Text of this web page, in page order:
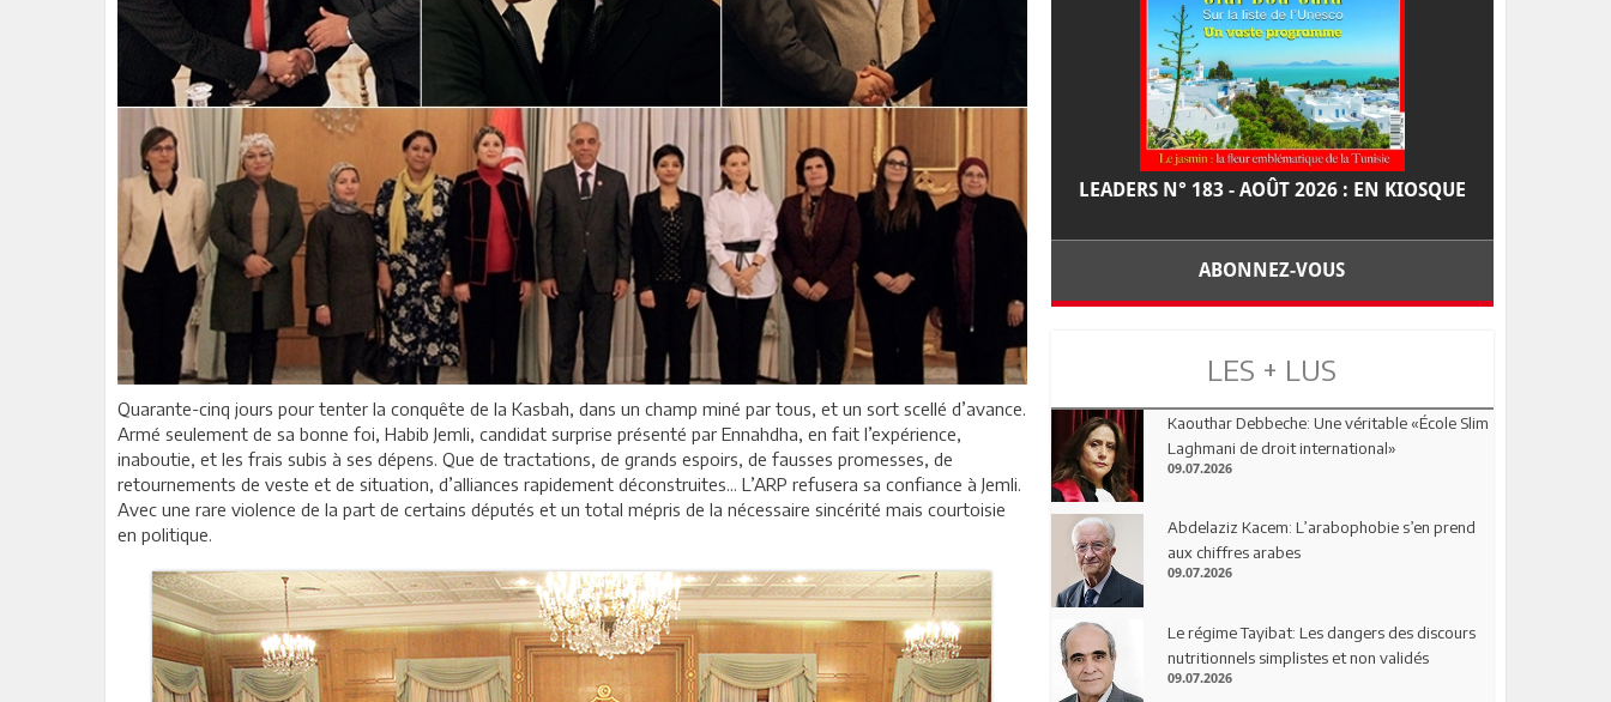
Quarante-cinq jours pour tenter la conquête de la Kasbah, dans un champ miné par tous, et un sort scellé d’avance.
Armé seulement de sa bonne foi, Habib Jemli, candidat surprise présenté par Ennahdha, en fait l’expérience,
inaboutie, et les frais subis à ses dépens. Que de tractations, de grands espoirs, de fausses promesses, de
retournements de veste et de situation, d’alliances rapidement déconstruites... L’ARP refusera sa confiance à Jemli.
Avec une rare violence de la part de certains députés et un total mépris de la nécessaire sincérité mais courtoisie
en politique.
LEADERS N° 183 - AOÛT 2026 : EN KIOSQUE
ABONNEZ-VOUS
LES + LUS
Kaouthar Debbeche: Une véritable «École Slim
Laghmani de droit international»
09.07.2026
Abdelaziz Kacem: L’arabophobie s’en prend
aux chiffres arabes
09.07.2026
Le régime Tayibat: Les dangers des discours
nutritionnels simplistes et non validés
09.07.2026